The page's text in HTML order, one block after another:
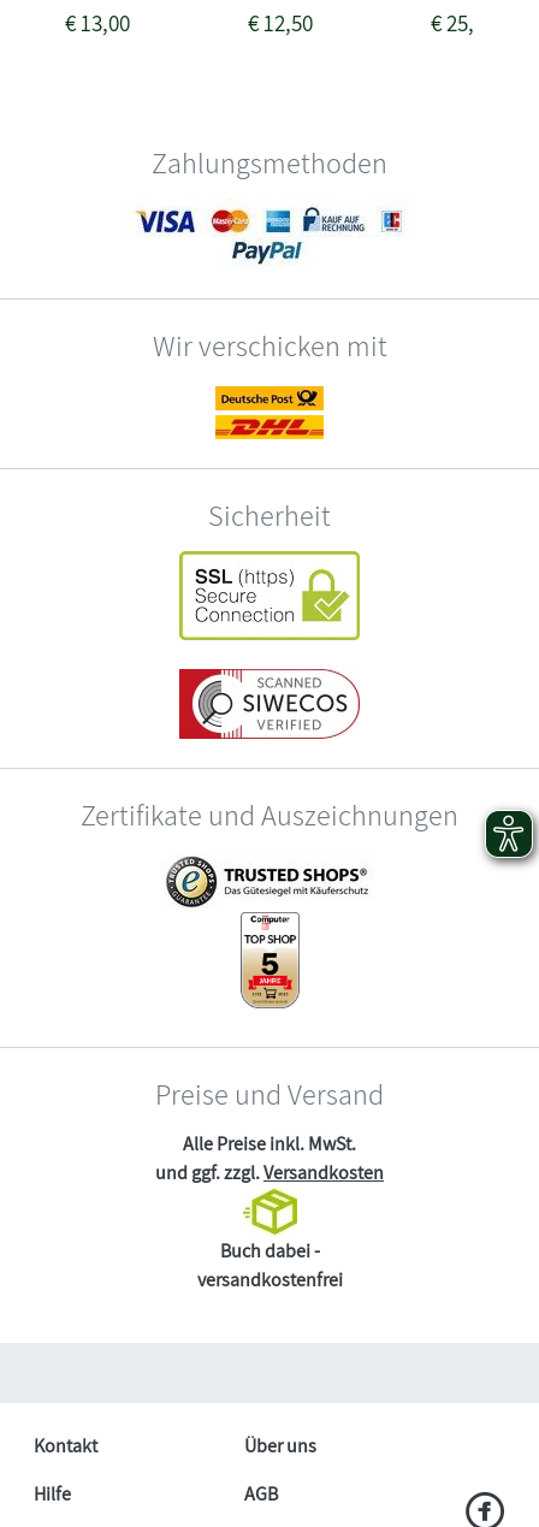
€13,00 €12,50 €25,00
Zahlungsmethoden
Wir verschicken mit
Sicherheit
Zertifikate und Auszeichnungen
Preise und Versand
Alle Preise inkl. MwSt.
und ggf. zzgl.Versandkosten
Buch dabei -
versandkostenfrei
Kontakt
Über uns
Hilfe
AGB